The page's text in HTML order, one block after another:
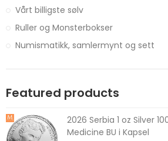
Vårt billigste sølv
Ruller og Monsterbokser
Numismatikk, samlermynt og sett
Featured products
2026 Serbia 1 oz Silver
Medicine BU i Kapsel